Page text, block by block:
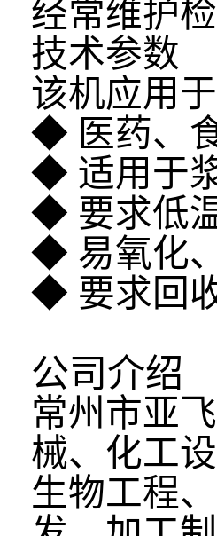
经常维护
技术参数
该机应用
◆ 医药、
◆ 适用于
◆ 要求低
◆ 易氧化
◆ 要求回
公司介绍
常州市亚
械、化工
生物工程